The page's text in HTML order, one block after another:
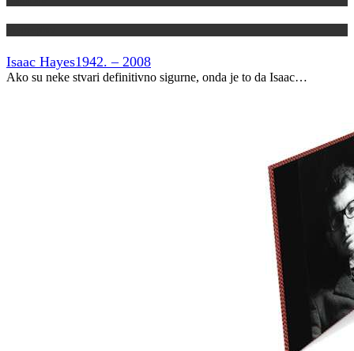
Isaac Hayes1942. – 2008
Ako su neke stvari definitivno sigurne, onda je to da Isaac…